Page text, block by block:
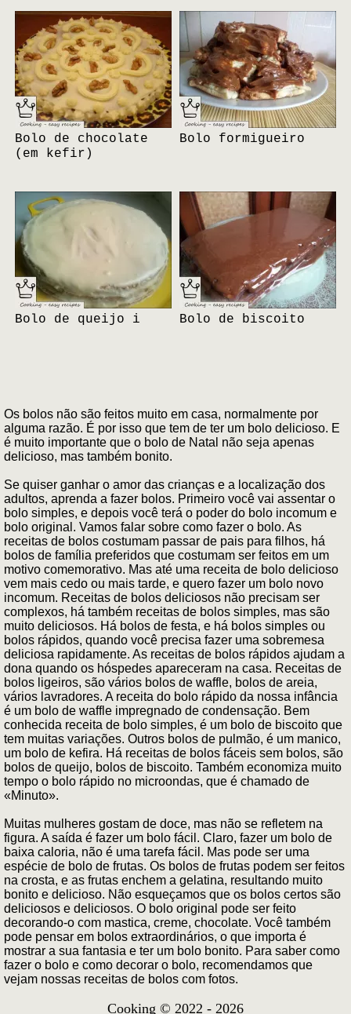
Bolo de chocolate
(em kefir)
Bolo formigueiro
Bolo de queijo i Bolo de biscoito
Os bolos não são feitos muito em casa, normalmente por
alguma razão. É por isso que tem de ter um bolo delicioso. E
é muito importante que o bolo de Natal não seja apenas
delicioso, mas também bonito.
Se quiser ganhar o amor das crianças e a localização dos
adultos, aprenda a fazer bolos. Primeiro você vai assentar o
bolo simples, e depois você terá o poder do bolo incomum e
bolo original. Vamos falar sobre como fazer o bolo. As
receitas de bolos costumam passar de pais para filhos, há
bolos de família preferidos que costumam ser feitos em um
motivo comemorativo. Mas até uma receita de bolo delicioso
vem mais cedo ou mais tarde, e quero fazer um bolo novo
incomum. Receitas de bolos deliciosos não precisam ser
complexos, há também receitas de bolos simples, mas são
muito deliciosos. Há bolos de festa, e há bolos simples ou
bolos rápidos, quando você precisa fazer uma sobremesa
deliciosa rapidamente. As receitas de bolos rápidos ajudam a
dona quando os hóspedes apareceram na casa. Receitas de
bolos ligeiros, são vários bolos de waffle, bolos de areia,
vários lavradores. A receita do bolo rápido da nossa infância
é um bolo de waffle impregnado de condensação. Bem
conhecida receita de bolo simples, é um bolo de biscoito que
tem muitas variações. Outros bolos de pulmão, é um manico,
um bolo de kefira. Há receitas de bolos fáceis sem bolos, são
bolos de queijo, bolos de biscoito. Também economiza muito
tempo o bolo rápido no microondas, que é chamado de
«Minuto».
Muitas mulheres gostam de doce, mas não se refletem na
figura. A saída é fazer um bolo fácil. Claro, fazer um bolo de
baixa caloria, não é uma tarefa fácil. Mas pode ser uma
espécie de bolo de frutas. Os bolos de frutas podem ser feitos
na crosta, e as frutas enchem a gelatina, resultando muito
bonito e delicioso. Não esqueçamos que os bolos certos são
deliciosos e deliciosos. O bolo original pode ser feito
decorando-o com mastica, creme, chocolate. Você também
pode pensar em bolos extraordinários, o que importa é
mostrar a sua fantasia e ter um bolo bonito. Para saber como
fazer o bolo e como decorar o bolo, recomendamos que
vejam nossas receitas de bolos com fotos.
Cooking © 2022 - 2026